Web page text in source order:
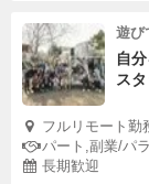
遊び
自
ス
フルリモート勤
パート,副業/パ
長期歓迎